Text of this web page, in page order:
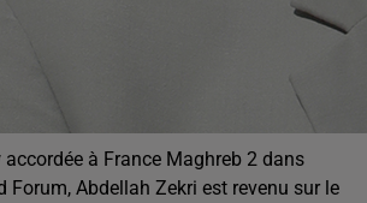
à France Maghreb 2 dans
Forum, Abdellah Zekri est revenu sur le